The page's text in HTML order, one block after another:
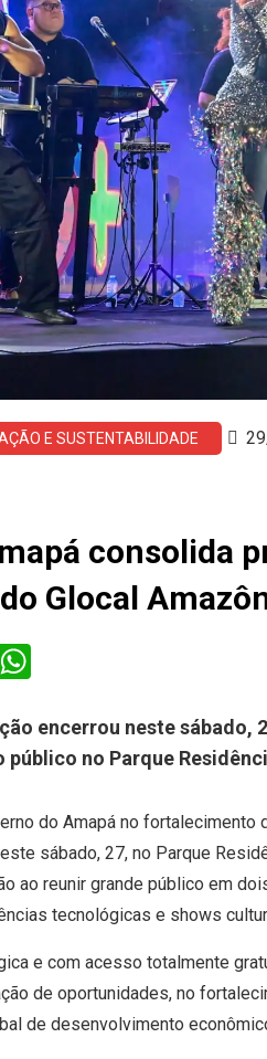
E SUSTENTABILIDADE
consolida
Glocal
encerrou neste sábado,
público no Parque
do Amapá no fortalecimento
sábado, 27, no Parque
ao reunir grande público em
tecnológicas e shows
e com acesso totalmente
de oportunidades, no
de desenvolvimento